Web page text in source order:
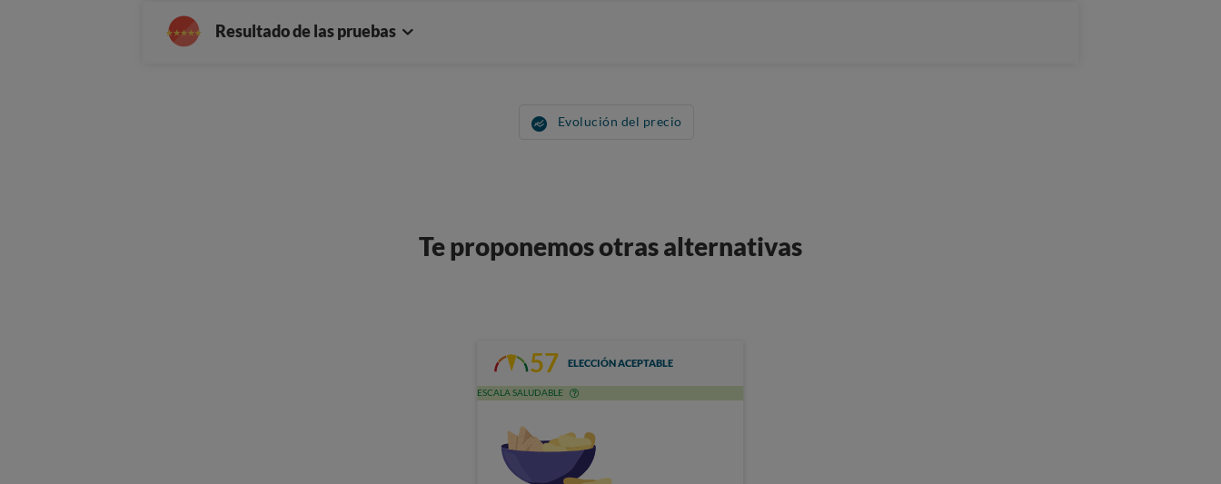
Resultado de las pruebas
Evolución del precio
Te proponemos otras alternativas
57 ELECCIÓN ACEPTABLE
ESCALA SALUDABLE